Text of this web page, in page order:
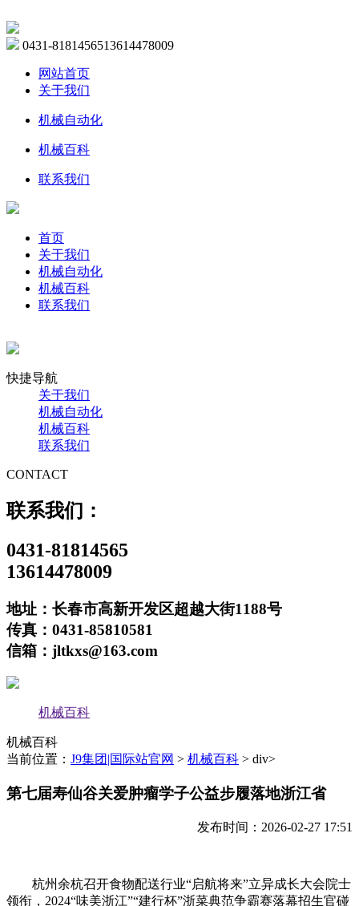
0431-8181456513614478009
网站首页
关于我们
机械自动化
机械百科
联系我们
首页
关于我们
机械自动化
机械百科
联系我们
快捷导航
关于我们
机械自动化
机械百科
联系我们
CONTACT
联系我们：
0431-81814565
13614478009
地址：长春市高新开发区超越大街1188号
传真：0431-85810581
信箱：jltkxs@163.com
机械百科
机械百科
当前位置： J9集团|国际站官网 > 机械百科 > div>
第七届寿仙谷关爱肿瘤学子公益步履落地浙江省
发布时间：2026-02-27 17:51
杭州余杭召开食物配送行业“启航将来”立异成长大会院士
领衔，2024“味美浙江”“建行杯”浙菜典范争霸赛落幕招生官碰